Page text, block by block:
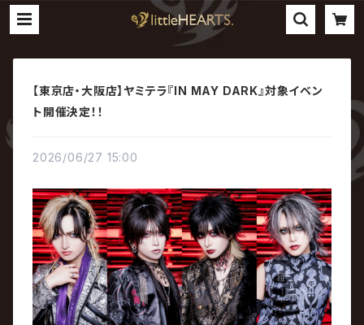
【東京店・大阪店】ヤミテラ『IN MAY DARK』対象イベン
ト開催決定！！
2026/06/27 15:00